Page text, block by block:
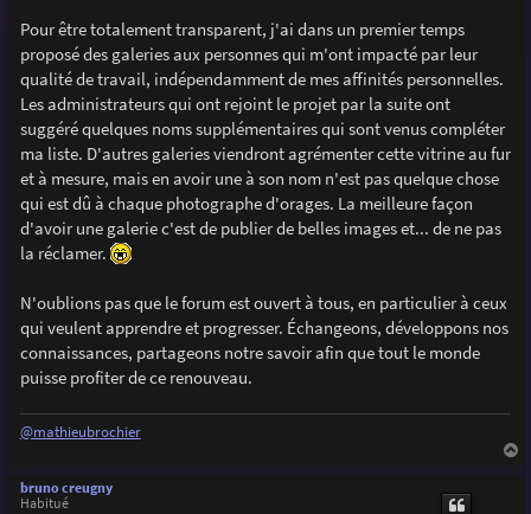
Pour être totalement transparent, j'ai dans un premier temps
proposé des galeries aux personnes qui m'ont impacté par leur
qualité de travail, indépendamment de mes affinités personnelles.
Les administrateurs qui ont rejoint le projet par la suite ont
suggéré quelques noms supplémentaires qui sont venus compléter
ma liste. D'autres galeries viendront agrémenter cette vitrine au fur
et à mesure, mais en avoir une à son nom n'est pas quelque chose
qui est dû à chaque photographe d'orages. La meilleure façon
d'avoir une galerie c'est de publier de belles images et... de ne pas
la réclamer.
N'oublions pas que le forum est ouvert à tous, en particulier à ceux
qui veulent apprendre et progresser. Échangeons, développons nos
connaissances, partageons notre savoir afin que tout le monde
puisse profiter de ce renouveau.
@mathieubrochier
bruno creugny
Habitué